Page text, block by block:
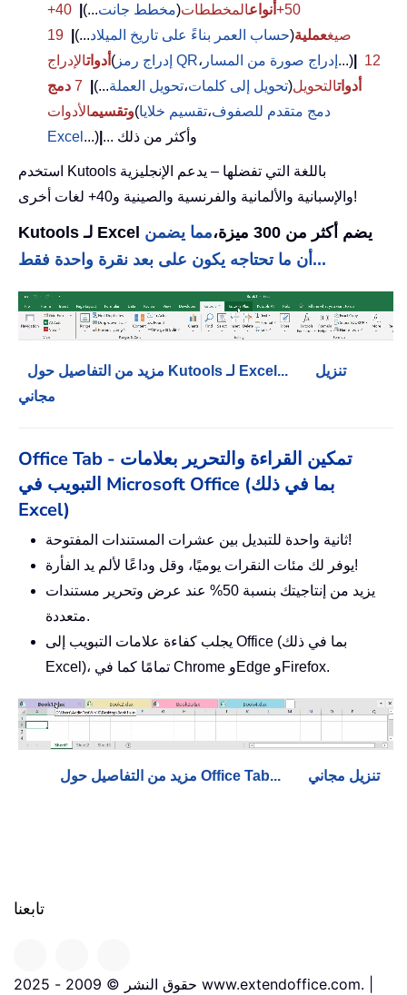
50+
أنواعالمخططات(مخطط جانت...)
40+
صيغعملية(حساب العمر بناءً على تاريخ الميلاد...)
19
أدواتالإدراج ( إدراج رمز QR، إدراج صورة من المسار ...)
12
أدواتالتحويل(تحويل إلى كلمات،تحويل العملة...)
7 دمج
وتقسيمالأدوات ( دمج متقدم للصفوف،تقسيم خلايا
Excel ...) ... وأكثر من ذلك
استخدم Kutools باللغة التي تفضلها – يدعم الإنجليزية
والإسبانية والألمانية والفرنسية والصينية و40+ لغات أخرى!
Kutools لـ Excel يضم أكثر من 300 ميزة،
مما يضمن
أن ما تحتاجه يكون على بعد نقرة واحدة فقط...
مزيد من التفاصيل حول Kutools لـ Excel...
تنزيل
مجاني
Office Tab - تمكين القراءة والتحرير بعلامات
التبويب في Microsoft Office (بما في ذلك
Excel)
ثانية واحدة للتبديل بين عشرات المستندات المفتوحة!
يوفر لك مئات النقرات يوميًا، وقل وداعًا لألم يد الفأرة!
يزيد من إنتاجيتك بنسبة 50% عند عرض وتحرير مستندات
متعددة.
يجلب كفاءة علامات التبويب إلى Office (بما في ذلك
Excel)، تمامًا كما في Chrome وEdge وFirefox.
مزيد من التفاصيل حول Office Tab... تنزيل مجاني
تابعنا
حقوق النشر © 2009 - 2025 www.extendoffice.com. |